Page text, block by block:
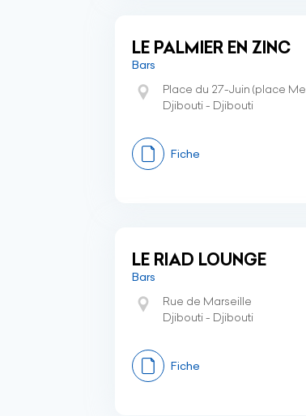
LE PALMIER EN ZINC
Bars
Place du 27-Juin (place
Djibouti - Djibouti
Fiche
LE RIAD LOUNGE
Bars
Rue de Marseille
Djibouti - Djibouti
Fiche